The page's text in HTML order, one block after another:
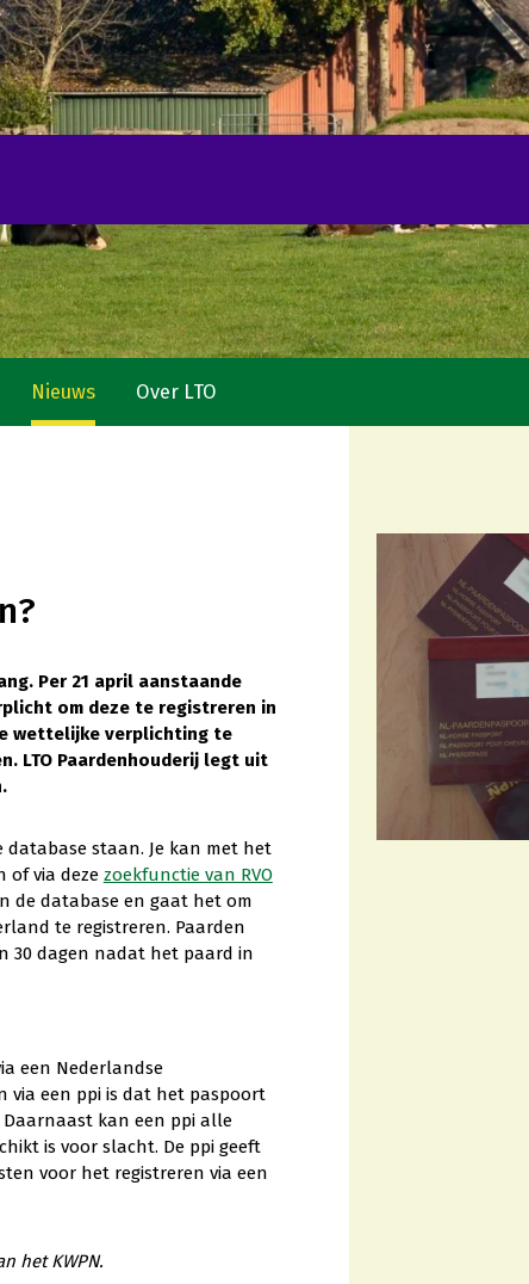
Nieuws Over LTO
Per 21 april aanstaande
om deze te registreren in
wettelijke verplichting te
LTO Paardenhouderij legt uit
staan. Je kan met het
of via deze zoekfunctie van RVO
de database en gaat het om
te registreren. Paarden
30 dagen nadat het paard in
een Nederlandse
via een ppi is dat het paspoort
kan een ppi alle
is voor slacht. De ppi geeft
voor het registreren via een
het KWPN.